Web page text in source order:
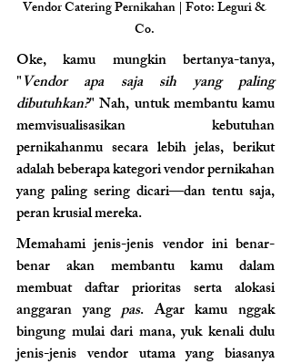
Vendor Catering Pernikahan | Foto: Leguri &
Co.
Oke, kamu mungkin bertanya-tanya,
"Vendor apa saja sih yang paling
dibutuhkan?" Nah, untuk membantu kamu
memvisualisasikan kebutuhan
pernikahanmu secara lebih jelas, berikut
adalah beberapa kategori vendor pernikahan
yang paling sering dicari—dan tentu saja,
peran krusial mereka.
Memahami jenis-jenis vendor ini benar-
benar akan membantu kamu dalam
membuat daftar prioritas serta alokasi
anggaran yang pas. Agar kamu nggak
bingung mulai dari mana, yuk kenali dulu
jenis-jenis vendor utama yang biasanya